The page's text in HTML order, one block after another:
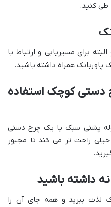
طی کنید.
برای مسیریابی و ارتباط با
پاوربانک همراه داشته باشید.
دستی کوچک استفاده
پشتی سبک یا یک چرخ دستی
راحت تر می کند تا مجبور
لذت ببرید و همه جای آن را